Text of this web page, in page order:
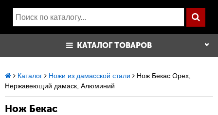
КАТАЛОГ ТОВАРОВ
Каталог Ножи из дамасской стали
Нож Бекас Орех,
Нержавеющий дамаск, Алюминий
Нож Бекас